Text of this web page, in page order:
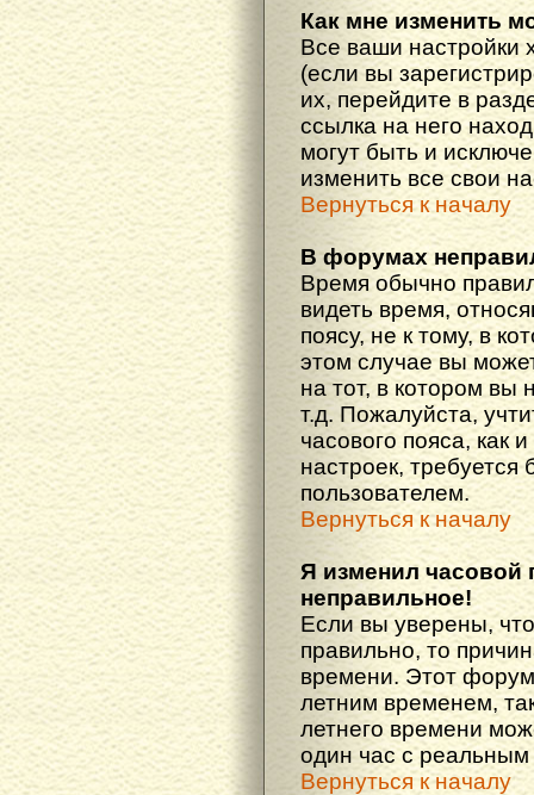
Как мне изменить
Все ваши настройки
(если вы
их, перейдите в
ссылка на него
могут быть и
изменить все свои
Вернуться к началу
В форумах
Время обычно
видеть время,
поясу, не к тому, в
этом случае вы
на тот, в котором вы
т.д. Пожалуйста,
часового пояса, как
настроек,
пользователем.
Вернуться к началу
Я изменил часовой
неправильное!
Если вы уверены,
правильно, то
времени. Этот
летним временем,
летнего времени
один час с
Вернуться к началу